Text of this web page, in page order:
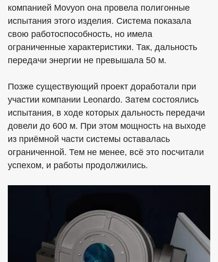
компанией Movyon она провела полигонные
испытания этого изделия. Система показала
свою работоспособность, но имела
ограниченные характеристики. Так, дальность
передачи энергии не превышала 50 м.
Позже существующий проект доработали при
участии компании Leonardo. Затем состоялись
испытания, в ходе которых дальность передачи
довели до 600 м. При этом мощность на выходе
из приёмной части системы оставалась
ограниченной. Тем не менее, всё это посчитали
успехом, и работы продолжились.